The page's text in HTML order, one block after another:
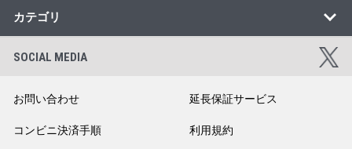
カテゴリ
SOCIAL MEDIA
お問い合わせ 延長保証サービス
コンビニ決済手順 利用規約